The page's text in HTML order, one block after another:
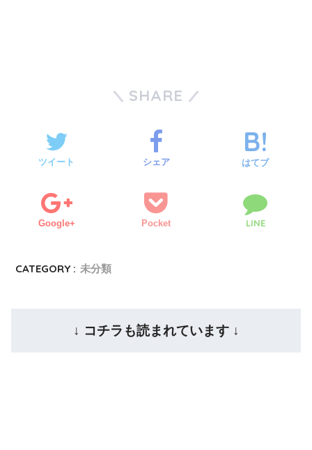
SHARE
ツイート シェア はてブ
Google+ Pocket LINE
CATEGORY : 未分類
↓ コチラも読まれています ↓